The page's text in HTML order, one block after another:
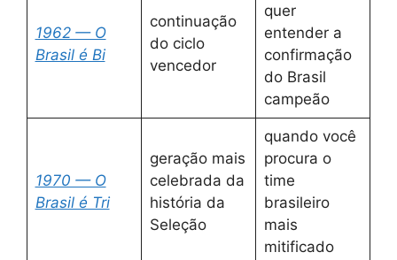
1962 — O
Brasil é Bi
continuação
do ciclo
vencedor
quer
entender a
confirmação
do Brasil
campeão
1970 — O
Brasil é Tri
geração mais
celebrada da
história da
Seleção
quando você
procura o
time
brasileiro
mais
mitificado